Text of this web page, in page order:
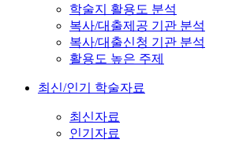
학술지 활용도 분석
복사/대출제공 기관 분석
복사/대출신청 기관 분석
활용도 높은 주제
최신/인기 학술자료
최신자료
인기자료